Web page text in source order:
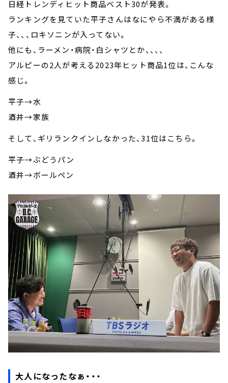
日経トレンディヒット商品ベスト30が発表。
ランキングを見ていた平子さんはなにやら不満がある様
子、、、ロキソニンが入ってない。
他にも、ラーメン・病院・白シャツとか、、、、
アルピーの2人が考える2023年ヒット商品1位は、こんな
感じ。
平子→水
酒井→家族
そして、ギリランクインしなかった、31位はこちら。
平子→ぶどうパン
酒井→ボールペン
大人になったなぁ・・・